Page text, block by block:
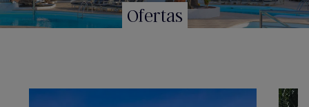
Ofertas